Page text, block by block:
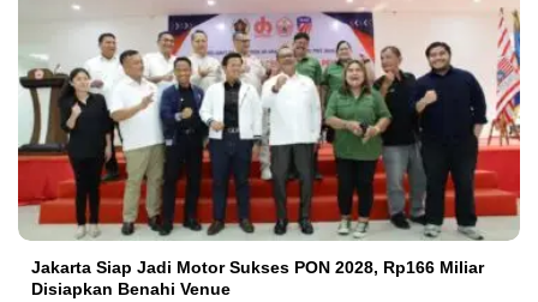
Jakarta Siap Jadi Motor Sukses PON 2028, Rp166 Miliar
Disiapkan Benahi Venue